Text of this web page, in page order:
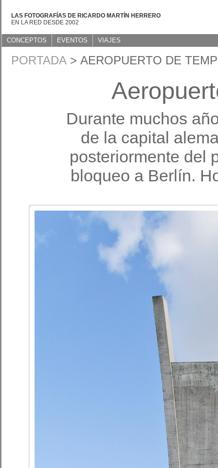
LAS FOTOGRAFÍAS DE RICARDO MARTÍN HERRERO
EN LA RED DESDE 2002
CONCEPTOS EVENTOS VIAJES
PORTADA > AEROPUERTO DE
Durante muchos
de la capital
posteriormente del
bloqueo a Berlín.